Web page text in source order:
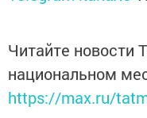
Читайте новости
национальном
https://max.ru/